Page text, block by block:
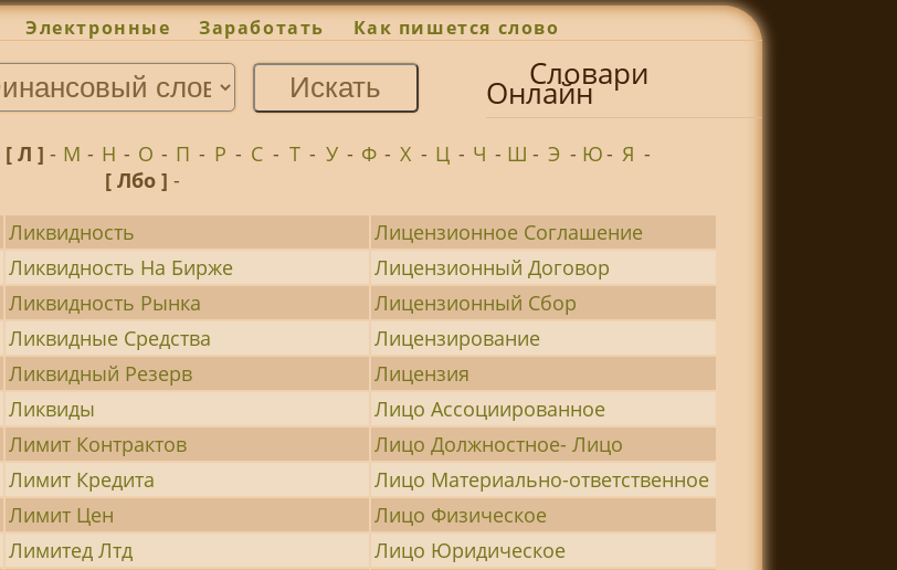
Электронные Заработать Как пишется слово
Словари
Онлайн
[ Л ]- М - Н - О - П - Р - С - Т - У - Ф - Х - Ц - Ч - Ш - Э - Ю- Я -
[ Лбо ] -
Ликвидность
Лицензионное Соглашение
Ликвидность На Бирже
Лицензионный Договор
Ликвидность Рынка
Лицензионный Сбор
Ликвидные Средства
Лицензирование
Ликвидный Резерв
Лицензия
Ликвиды
Лицо Ассоциированное
Лимит Контрактов
Лицо Должностное- Лицо
Лимит Кредита
Лицо Материально-ответственное
Лимит Цен
Лицо Физическое
Лимитед Лтд
Лицо Юридическое